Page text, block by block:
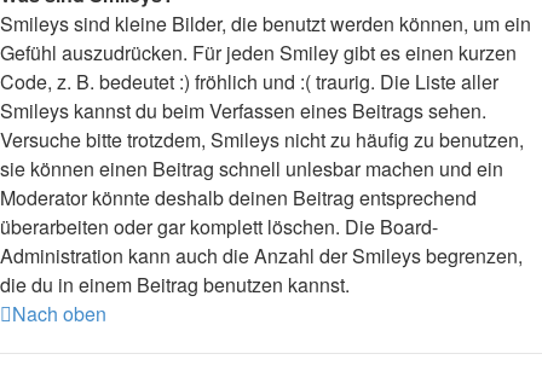
Smileys sind kleine Bilder, die benutzt werden können, um ein
Gefühl auszudrücken. Für jeden Smiley gibt es einen kurzen
Code, z. B. bedeutet :) fröhlich und :( traurig. Die Liste aller
Smileys kannst du beim Verfassen eines Beitrags sehen.
Versuche bitte trotzdem, Smileys nicht zu häufig zu benutzen,
sie können einen Beitrag schnell unlesbar machen und ein
Moderator könnte deshalb deinen Beitrag entsprechend
überarbeiten oder gar komplett löschen. Die Board-
Administration kann auch die Anzahl der Smileys begrenzen,
die du in einem Beitrag benutzen kannst.
Nach oben